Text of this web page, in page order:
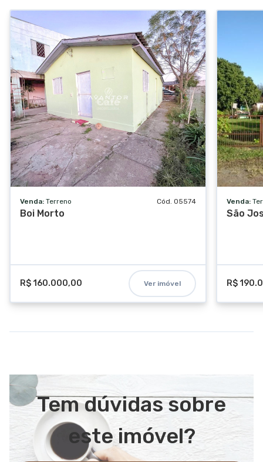
Venda: Terreno Cód. 05574
Boi Morto
R$ 160.000,00 Ver imóvel
Venda:
São
R$
Tem dúvidas sobre
este imóvel?